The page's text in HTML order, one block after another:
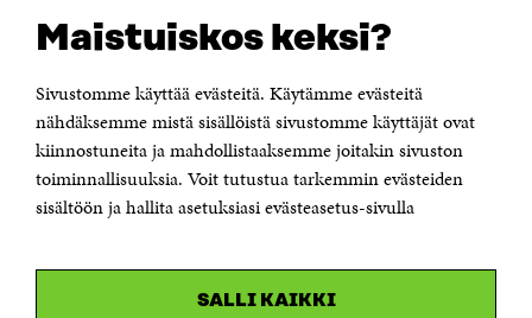
Maistuiskos keksi?
Sivustomme käyttää evästeitä. Käytämme evästeitä
nähdäksemme mistä sisällöistä sivustomme käyttäjät ovat
kiinnostuneita ja mahdollistaaksemme joitakin sivuston
toiminnallisuuksia. Voit tutustua tarkemmin evästeiden
sisältöön ja hallita asetuksiasi evästeasetus-sivulla
SALLI KAIKKI
Suomen itsenäisyyden juhlarahasto Sitra
Itämerenkatu 11-13, PL 160,
00181 Helsinki
Puhelin +358 294 618 991
etunimi.sukunimi@sitra.fi tai sitra@sitra.fi